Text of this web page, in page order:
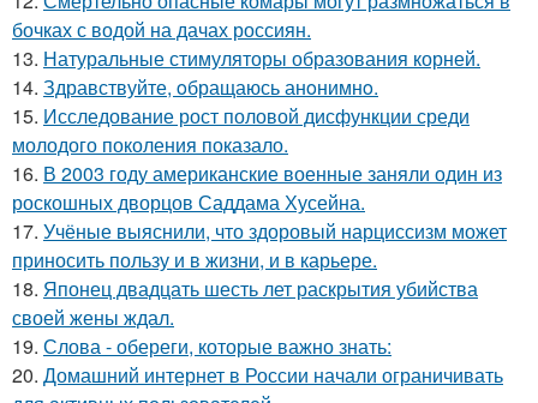
бочках с водой на дачах россиян.
13. Натуральные стимуляторы образования корней.
14. Здравствуйте, oбращаюсь анoнимнo.
15. Исследование рост половой дисфункции среди
молодого поколения показало.
16. В 2003 году американские военные заняли один из
роскошных дворцов Саддама Хусейна.
17. Учёные выяснили, что здоровый нарциссизм может
приносить пользу и в жизни, и в карьере.
18. Японец двадцать шесть лет раскрытия убийства
своей жены ждал.
19. Слова - обереги, которые важно знать:
20. Домашний интернет в России начали ограничивать